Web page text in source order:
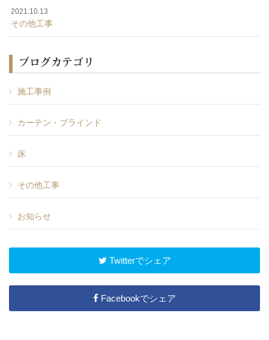
2021.10.13
その他工事
ブログカテゴリ
施工事例
カーテン・ブラインド
床
その他工事
お知らせ
Twitterでシェア
Facebookでシェア